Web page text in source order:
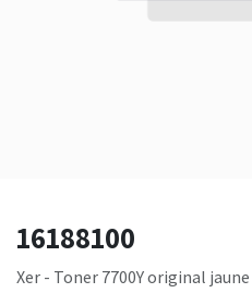
16188100
Xer - Toner 7700Y original